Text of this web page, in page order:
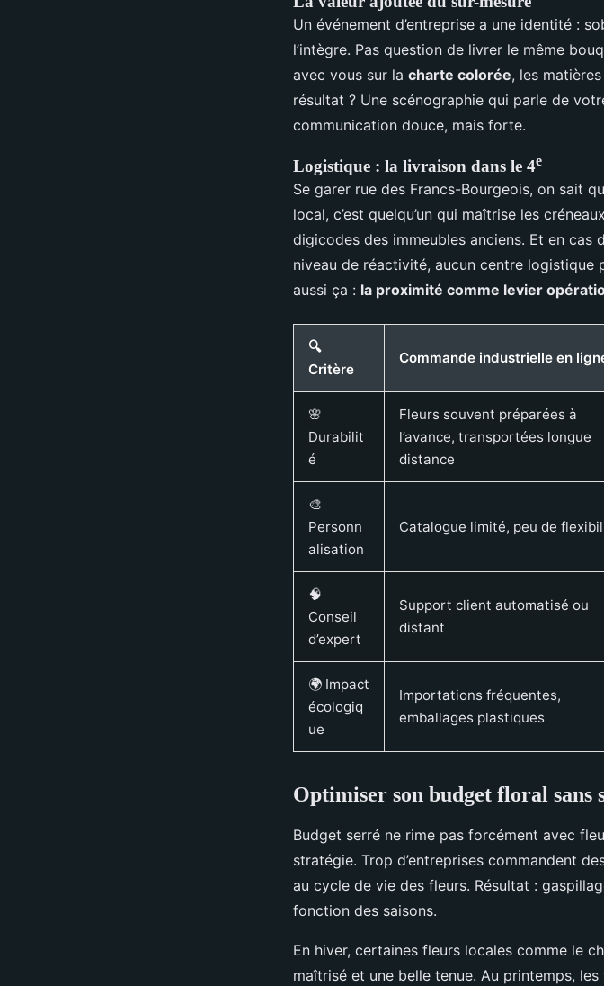
Un événement d’entreprise a une identité :
l’intègre. Pas question de livrer le même
avec vous sur la charte colorée, les
résultat ? Une scénographie qui parle de
communication douce, mais forte.
Logistique : la livraison dans le 4e
Se garer rue des Francs-Bourgeois, on sait
local, c’est quelqu’un qui maîtrise les
digicodes des immeubles anciens. Et en cas
niveau de réactivité, aucun centre logistique
aussi ça : la proximité comme levier
🔍
Critère
Commande industrielle en
🌸
Durabilit
é
Fleurs souvent préparées à
l’avance, transportées longue
distance
🎨
Personn
alisation
Catalogue limité, peu de
🧠
Conseil
d’expert
Support client automatisé ou
distant
🌍 Impact
écologiq
ue
Importations fréquentes,
emballages plastiques
Optimiser son budget floral
Budget serré ne rime pas forcément avec
stratégie. Trop d’entreprises commandent
au cycle de vie des fleurs. Résultat :
fonction des saisons.
En hiver, certaines fleurs locales comme le
maîtrisé et une belle tenue. Au printemps,